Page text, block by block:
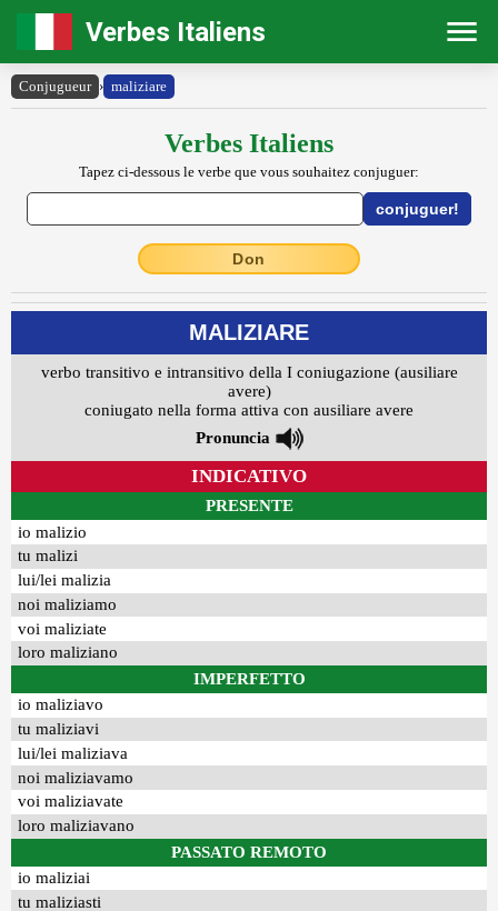
Verbes Italiens
Conjugueur › maliziare
Verbes Italiens
Tapez ci-dessous le verbe que vous souhaitez conjuguer:
Don
MALIZIARE
verbo transitivo e intransitivo della I coniugazione (ausiliare
avere)
coniugato nella forma attiva con ausiliare avere
Pronuncia
INDICATIVO
PRESENTE
io malizio
tu malizi
lui/lei malizia
noi maliziamo
voi maliziate
loro maliziano
IMPERFETTO
io maliziavo
tu maliziavi
lui/lei maliziava
noi maliziavamo
voi maliziavate
loro maliziavano
PASSATO REMOTO
io maliziai
tu maliziasti